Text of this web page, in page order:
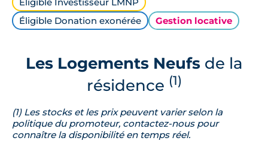
Éligible Donation exonérée
Gestion locative
Les Logements Neufsde la
résidence (1)
(1) Les stocks et les prix peuvent varier selon la
politique du promoteur, contactez-nous pour
connaître la disponibilité en temps réel.